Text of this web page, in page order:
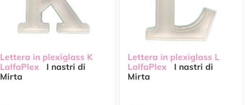
Lettera in plexiglass K
LalfaPlex
I nastri di
Mirta
Lettera in plexiglass L
LalfaPlex
I nastri di
Mirta